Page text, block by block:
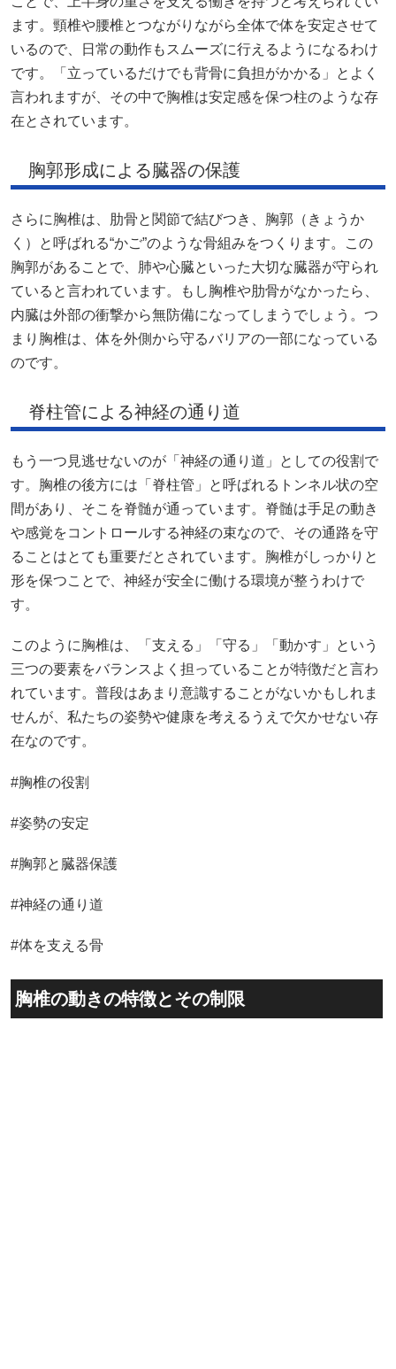
ます。頸椎や腰椎とつながりながら全体で体を安定させて
いるので、日常の動作もスムーズに行えるようになるわけ
です。「立っているだけでも背骨に負担がかかる」とよく
言われますが、その中で胸椎は安定感を保つ柱のような存
在とされています。
胸郭形成による臓器の保護
さらに胸椎は、肋骨と関節で結びつき、胸郭（きょうか
く）と呼ばれる“かご”のような骨組みをつくります。この
胸郭があることで、肺や心臓といった大切な臓器が守られ
ていると言われています。もし胸椎や肋骨がなかったら、
内臓は外部の衝撃から無防備になってしまうでしょう。つ
まり胸椎は、体を外側から守るバリアの一部になっている
のです。
脊柱管による神経の通り道
もう一つ見逃せないのが「神経の通り道」としての役割で
す。胸椎の後方には「脊柱管」と呼ばれるトンネル状の空
間があり、そこを脊髄が通っています。脊髄は手足の動き
や感覚をコントロールする神経の束なので、その通路を守
ることはとても重要だとされています。胸椎がしっかりと
形を保つことで、神経が安全に働ける環境が整うわけで
す。
このように胸椎は、「支える」「守る」「動かす」という
三つの要素をバランスよく担っていることが特徴だと言わ
れています。普段はあまり意識することがないかもしれま
せんが、私たちの姿勢や健康を考えるうえで欠かせない存
在なのです。
#胸椎の役割
#姿勢の安定
#胸郭と臓器保護
#神経の通り道
#体を支える骨
胸椎の動きの特徴とその制限